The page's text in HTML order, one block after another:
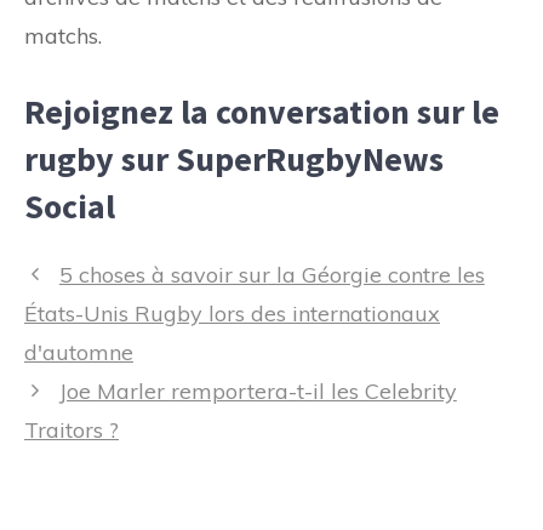
matchs.
Rejoignez la conversation sur le
rugby sur SuperRugbyNews
Social
Navigation
des
5 choses à savoir sur la Géorgie contre les
États-Unis Rugby lors des internationaux
d'automne
Joe Marler remportera-t-il les Celebrity
Traitors ?